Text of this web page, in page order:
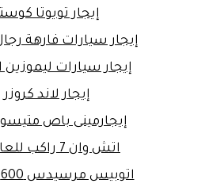
إيجار تويوتا
إيجار سيارات فارهة
إيجار سيارات ليموزين
إيجار لاند كروزر
إيجارمينى باص
اتش وان 7 راكب للعائلات
اتوبيس مرسيدس 600 للايجار